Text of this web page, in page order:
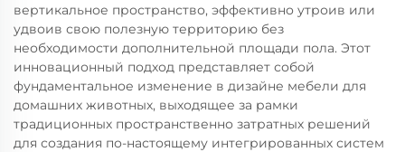
вертикальное пространство, эффективно утроив или
удвоив свою полезную территорию без
необходимости дополнительной площади пола. Этот
инновационный подход представляет собой
фундаментальное изменение в дизайне мебели для
домашних животных, выходящее за рамки
традиционных пространственно затратных решений
для создания по-настоящему интегрированных систем